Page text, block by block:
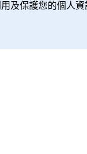
及保護您的個人資